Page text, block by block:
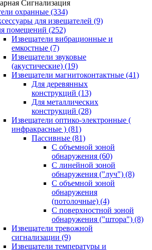
Сигнализация
охранные (334)
для извещателей (9)
помещений (252)
Извещатели вибрационные и
емкостные (7)
Извещатели звуковые
(акустические) (19)
Извещатели магнитоконтактные (41)
Для деревянных
конструкций (13)
Для металлических
конструкций (28)
Извещатели оптико-электронные (
инфракрасные ) (81)
Пассивные (81)
С объемной зоной
обнаружения (60)
С линейной зоной
обнаружения ("луч") (8)
С объемной зоной
обнаружения
(потолочные) (4)
С поверхностной зоной
обнаружения ("штора") (8)
Извещатели тревожной
сигнализации (9)
Извещатели температуры и